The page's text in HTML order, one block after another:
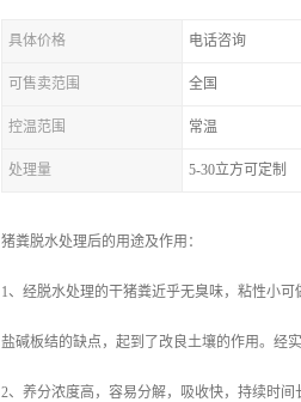
具体价格 电话咨询
可售卖范围 全国
控温范围 常温
处理量 5-30立方可定制
猪粪脱水处理后的用途及作用：
1、经脱水处理的干猪粪近乎无臭味，粘性小
盐碱板结的缺点，起到了改良土壤的作用。经
2、养分浓度高，容易分解，吸收快，持续时间